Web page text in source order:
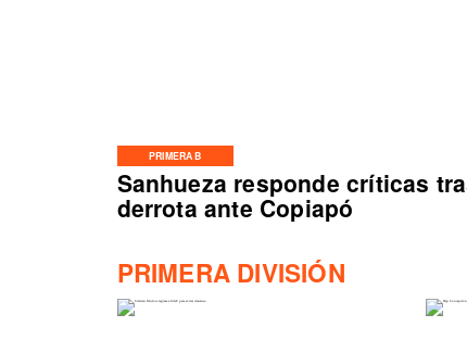
PRIMERA B
Sanhueza responde críticas
derrota ante Copiapó
PRIMERA DIVISIÓN